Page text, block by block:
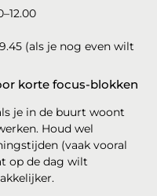
(als je nog even wilt
korte focus-blokken
je in de buurt woont
Houd wel
(vaak vooral
op de dag wilt